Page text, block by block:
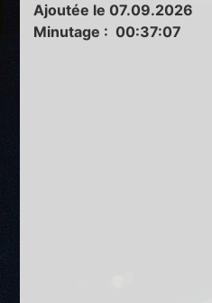
Ajoutée le 07.09.2026
Minutage : 00:37:07